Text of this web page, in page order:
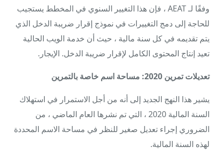
وفقًا لـ AEAT ، فإن هذا التغيير السنوي في المخطط يستجيب
للحاجة إلى دمج التغييرات في نموذج إقرار ضريبة الدخل الذي
يتم تقديمه في كل سنة مالية ، حيث أن خدمة الويب الحالية
تعيد إنتاج المحتوى الكامل لإقرار ضريبة الدخل. الإيجار.
تعديلات تمرين 2020: مساحة اسم خاصة بالتمرين
يشير هذا النهج الجديد إلى أنه من أجل الاستمرار في استهلاك
السنة المالية 2020 ، التي تم نشرها العام الماضي ، من
الضروري إجراء تعديل صغير للنظر في مساحة الاسم المحددة
لهذه السنة المالية.